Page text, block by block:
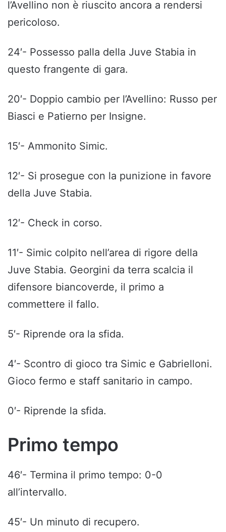
l’Avellino non è riuscito ancora a rendersi
pericoloso.
24′- Possesso palla della Juve Stabia in
questo frangente di gara.
20′- Doppio cambio per l’Avellino: Russo per
Biasci e Patierno per Insigne.
15′- Ammonito Simic.
12′- Si prosegue con la punizione in favore
della Juve Stabia.
12′- Check in corso.
11′- Simic colpito nell’area di rigore della
Juve Stabia. Georgini da terra scalcia il
difensore biancoverde, il primo a
commettere il fallo.
5′- Riprende ora la sfida.
4′- Scontro di gioco tra Simic e Gabrielloni.
Gioco fermo e staff sanitario in campo.
0′- Riprende la sfida.
Primo tempo
46′- Termina il primo tempo: 0-0
all’intervallo.
45′- Un minuto di recupero.